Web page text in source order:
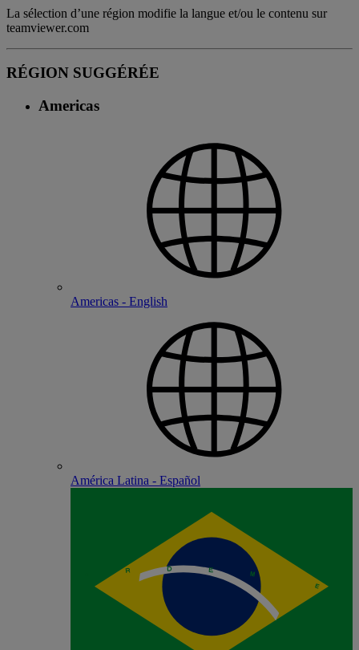
La sélection d’une région modifie la langue et/ou le contenu sur
teamviewer.com
RÉGION SUGGÉRÉE
Americas
Americas - English
América Latina - Español